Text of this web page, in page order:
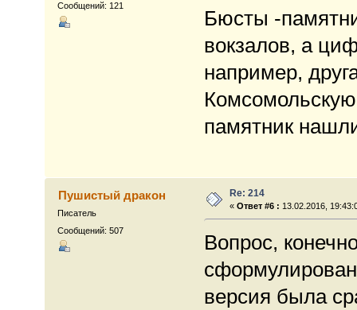
Сообщений: 121
Бюсты -
вокзалов, а
например,
памятник
Пушистый дракон
Писатель
Сообщений: 507
Re: 214
«Ответ #6 : 13.02.2016,
Вопрос,
версия была